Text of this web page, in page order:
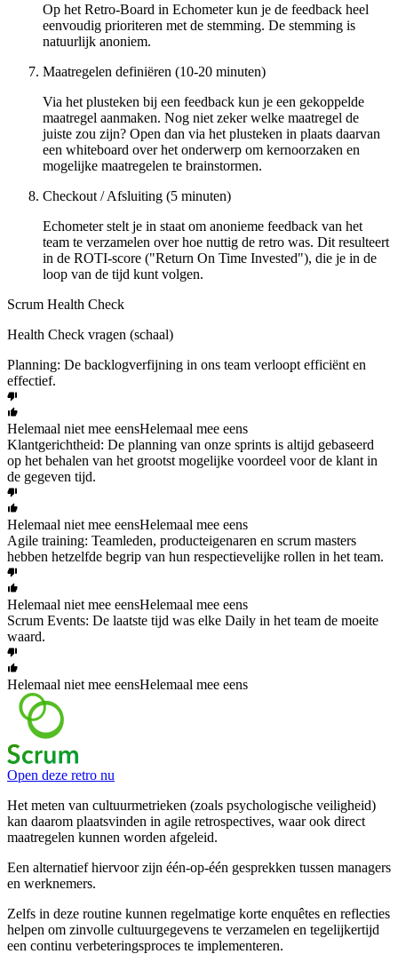
Op het Retro-Board in Echometer kun je de feedback heel
eenvoudig prioriteren met de stemming. De stemming is
natuurlijk anoniem.
Maatregelen definiëren (10-20 minuten)
Via het plusteken bij een feedback kun je een gekoppelde
maatregel aanmaken. Nog niet zeker welke maatregel de
juiste zou zijn? Open dan via het plusteken in plaats daarvan
een whiteboard over het onderwerp om kernoorzaken en
mogelijke maatregelen te brainstormen.
Checkout / Afsluiting (5 minuten)
Echometer stelt je in staat om anonieme feedback van het
team te verzamelen over hoe nuttig de retro was. Dit resulteert
in de ROTI-score ("Return On Time Invested"), die je in de
loop van de tijd kunt volgen.
Scrum Health Check
Health Check vragen (schaal)
Planning: De backlogverfijning in ons team verloopt efficiënt en
effectief.
Helemaal niet mee eensHelemaal mee eens
Klantgerichtheid: De planning van onze sprints is altijd gebaseerd
op het behalen van het grootst mogelijke voordeel voor de klant in
de gegeven tijd.
Helemaal niet mee eensHelemaal mee eens
Agile training: Teamleden, producteigenaren en scrum masters
hebben hetzelfde begrip van hun respectievelijke rollen in het team.
Helemaal niet mee eensHelemaal mee eens
Scrum Events: De laatste tijd was elke Daily in het team de moeite
waard.
Helemaal niet mee eensHelemaal mee eens
Open deze retro nu
Het meten van cultuurmetrieken (zoals psychologische veiligheid)
kan daarom plaatsvinden in agile retrospectives, waar ook direct
maatregelen kunnen worden afgeleid.
Een alternatief hiervoor zijn één-op-één gesprekken tussen managers
en werknemers.
Zelfs in deze routine kunnen regelmatige korte enquêtes en reflecties
helpen om zinvolle cultuurgegevens te verzamelen en tegelijkertijd
een continu verbeteringsproces te implementeren.